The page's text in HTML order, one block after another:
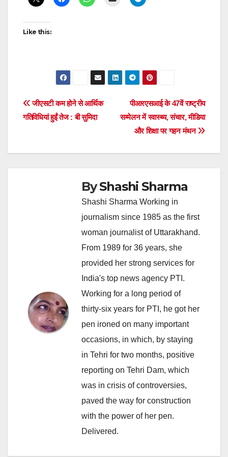
Like this:
Post
navigation
पीआरएसआई के 47वें राष्ट्रीय
सम्मेलन में स्वास्थ्य, संचार, मीडिया
और शिक्षा पर गहन मंथन
जीएसटी कम होने से आर्थिक
गतिविधियां हुईं तेज : बी सुमिदा
ByShashi Sharma
Shashi Sharma Working in
journalism since 1985 as the first
woman journalist of Uttarakhand.
From 1989 for 36 years, she
provided her strong services for
India's top news agency PTI.
Working for a long period of
thirty-six years for PTI, he got her
pen ironed on many important
occasions, in which, by staying
in Tehri for two months, positive
reporting on Tehri Dam, which
was in crisis of controversies,
paved the way for construction
with the power of her pen.
Delivered.